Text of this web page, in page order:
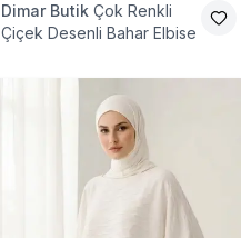
Dimar Butik Çok Renkli
Çiçek Desenli Bahar Elbise